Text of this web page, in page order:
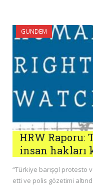
GÜNDEM
HRW Raporu:
insan hakları
“Türkiye barışçıl protesto
etti ve polis gözetimi